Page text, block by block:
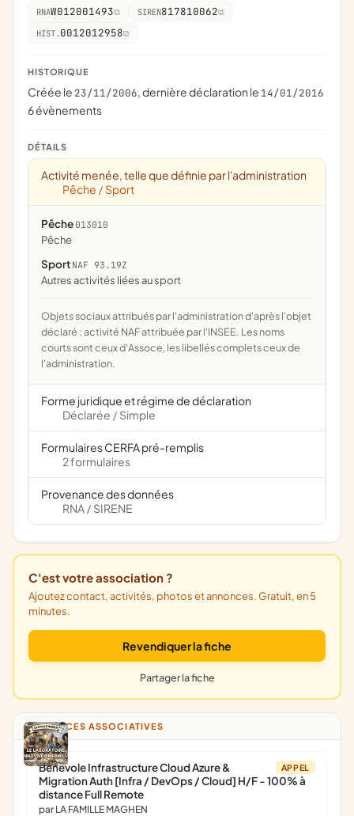
RNAW012001493 SIREN817810062
HIST. 0012012958
HISTORIQUE
Créée le 23/11/2006, dernière déclaration le 14/01/2016
6 évènements
DÉTAILS
Activité menée, telle que définie par l'administration
Pêche / Sport
Pêche 013010
pêche
Sport NAF 93.19Z
Autres activités liées au sport
Objets sociaux attribués par l'administration d'après l'objet
déclaré ; activité NAF attribuée par l'INSEE. Les noms
courts sont ceux d'Assoce, les libellés complets ceux de
l'administration.
Forme juridique et régime de déclaration
Déclarée / Simple
Formulaires CERFA pré-remplis
2 formulaires
Provenance des données
RNA / SIRENE
C'est votre association ?
Ajoutez contact, activités, photos et annonces. Gratuit, en 5
minutes.
Revendiquer la fiche
Partager la fiche
ANNONCES ASSOCIATIVES
APPEL
Bénévole Infrastructure Cloud Azure &
Migration Auth [Infra / DevOps / Cloud] H/F - 100% à
distance Full Remote
par LA FAMILLE MAGHEN